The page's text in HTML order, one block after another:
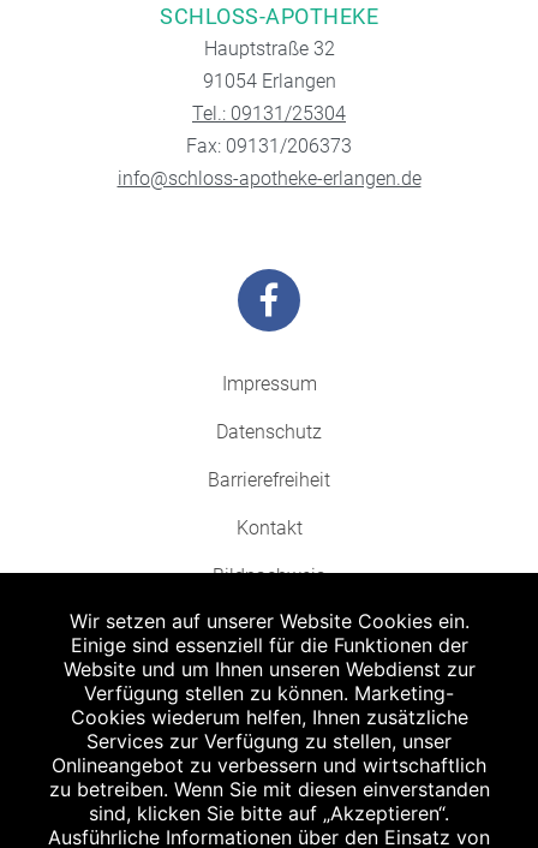
SCHLOSS-APOTHEKE
Hauptstraße 32
91054 Erlangen
Tel.: 09131/25304
Fax: 09131/206373
info@schloss-apotheke-erlangen.de
Impressum
Datenschutz
Barrierefreiheit
Kontakt
Bildnachweis
Abgabe in haushaltsüblichen Mengen, solange der Vorrat reicht. Für Druck-
und Satzfehler keine Haftung.
Zu Risiken und Nebenwirkungen lesen Sie die Packungsbeilage und fragen
Sie Ihren Arzt oder Apotheker.
Angabe nach der deutschen Arzneimitteltaxe Apothekenerstattungspreis
(AEP). Der AEP ist keine unverbindliche Preisempfehlung der Hersteller. Der
Wir setzen auf unserer Website Cookies ein.
Einige sind essenziell für die Funktionen der
Website und um Ihnen unseren Webdienst zur
Verfügung stellen zu können. Marketing-
Cookies wiederum helfen, Ihnen zusätzliche
Services zur Verfügung zu stellen, unser
Onlineangebot zu verbessern und wirtschaftlich
zu betreiben. Wenn Sie mit diesen einverstanden
sind, klicken Sie bitte auf „Akzeptieren“.
Ausführliche Informationen über den Einsatz von